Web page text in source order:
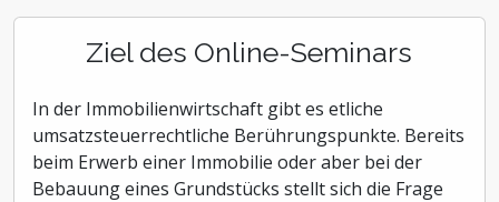
Ziel des Online-Seminars
In der Immobilienwirtschaft gibt es etliche
umsatzsteuerrechtliche Berührungspunkte. Bereits
beim Erwerb einer Immobilie oder aber bei der
Bebauung eines Grundstücks stellt sich die Frage